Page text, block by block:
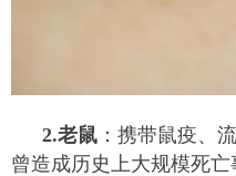
2.老鼠 ：携带鼠疫、
曾造成历史上大规模死亡